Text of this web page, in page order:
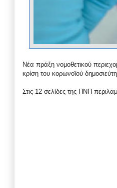
Νέα πράξη νομοθετικού
κρίση του κορωνοϊού
Στις 12 σελίδες της ΠΝΠ